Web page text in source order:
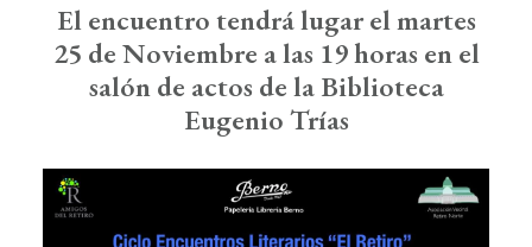
El encuentro tendrá lugar el martes
25 de Noviembre a las 19 horas en el
salón de actos de la Biblioteca
Eugenio Trías